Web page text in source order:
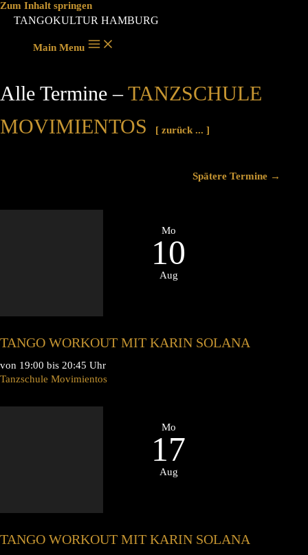
Zum Inhalt springen
TANGOKULTUR HAMBURG
Main Menu
Alle Termine –TANZSCHULE
MOVIMIENTOS
[ zurück ... ]
Spätere Termine →
Mo
10
Aug
TANGO WORKOUT MIT KARIN SOLANA
von 19:00 bis 20:45 Uhr
Tanzschule Movimientos
Mo
17
Aug
TANGO WORKOUT MIT KARIN SOLANA